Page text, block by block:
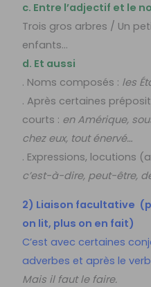
c. Entre l’adjectif et le
Trois gros arbres / Un
enfants…
d. Et aussi
. Noms composés : les
. Après certaines
courts : en Amérique,
chez eux, tout énervé…
. Expressions, locutions
c’est-à-dire, peut-être,
2) Liaison facultative
on lit, plus on en fait)
C’est avec certaines
adverbes et après le
Mais il faut le faire.